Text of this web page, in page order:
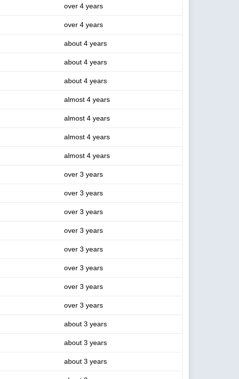
over 4 years
over 4 years
about 4 years
about 4 years
about 4 years
almost 4 years
almost 4 years
almost 4 years
almost 4 years
over 3 years
over 3 years
over 3 years
over 3 years
over 3 years
over 3 years
over 3 years
over 3 years
about 3 years
about 3 years
about 3 years